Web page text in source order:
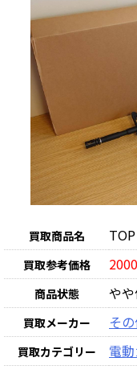
買取商品名
買取参考価格
商品状態 や
買取メーカー そ
買取カテゴリー 電